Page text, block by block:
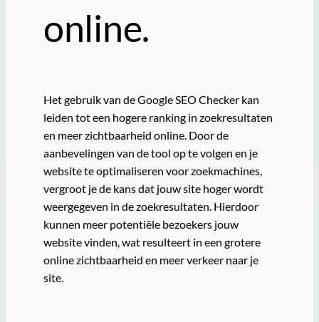
online.
Het gebruik van de Google SEO Checker kan
leiden tot een hogere ranking in zoekresultaten
en meer zichtbaarheid online. Door de
aanbevelingen van de tool op te volgen en je
website te optimaliseren voor zoekmachines,
vergroot je de kans dat jouw site hoger wordt
weergegeven in de zoekresultaten. Hierdoor
kunnen meer potentiële bezoekers jouw
website vinden, wat resulteert in een grotere
online zichtbaarheid en meer verkeer naar je
site.